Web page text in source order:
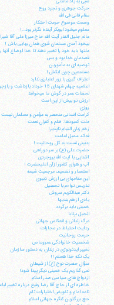
حرکت جوهری و تجرد روح
مقام فانی فی الله
وسعت موضوع حرمت احتکار
معلوم می‎شود ابوبکر آینده نگرتر بود...!
عالم جلیل القدر آیت الله حاج میرزا علی آقا
بیخود آمدی مسلمان شوی همان بهایی باش !
ملتها باید خود را تغییر دهند تا خدا اوضاع آنها
قصدمان خدا بود و بس
توصیه ای به مأمورین
مستمعین چون آبکش !
اعتراف گیری با زور اعتباری ندارد
اعلامیه چهلم شهدای 15 خرداد بازداشت و بازجوئی در ح
لحظات عمر در گوش ما می‎خوانند
ارزش تو بیش از این است
روزی
کرامت انسانی منحصر به مؤمن و مسلمان نیست
علت کمبودها: ظلم و کفران نعمت
زخم زبان التیام ناپذیر!
فدک، سمبل امامت
بدبینی نسبت به کل روحانیت !
حضرت علی (ع) بر سر دوراهی
آشنایی با آیت الله بروجردی
آب و هوای کشور ازآن اعلیحضرت !
استعمار و تضعیف مرجعیت شیعه
این مقامهای بی ارزش دنیوی
تدریس تواءم با تحصیل
دکتر عبدالکریم سروش
یادی از هم بندیها
خمینی باید برگردد
انجیل برنابا
مرگ زندانی و انعکاس جهانی
رعایت احتیاط در مجازات
حرمت روحانیت
شخصیت خانوادگی عمروعاص
تغییر ایدئولوژی در زندان، به دستور سازمان
یک تکه خدا هستم !!
سؤال حضرت نوح (ع) از شیطان
نمی گذاریم یک خمینی دیگر پیدا شود!
ازدواج های سیاسی صدر اسلام
خاطره ای از حاج آقا رضا رفیع درباره تغییر
نامه امام و تفویض اختیارات تام
حج بزرگترین کنگره جهانی اسلام
ایران
فکس